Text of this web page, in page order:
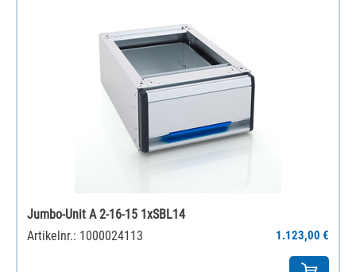
Jumbo-Unit A 2-16-15 1xSBL14
Artikelnr.: 1000024113
1.123,00 €